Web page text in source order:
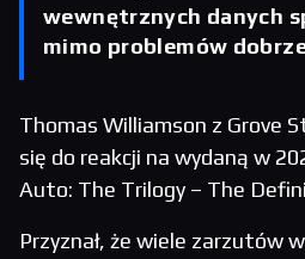
wewnętrznych danych
mimo problemów
Thomas Williamson z Grove
się do reakcji na wydaną w
Auto: The Trilogy – The
Przyznał, że wiele zarzutów